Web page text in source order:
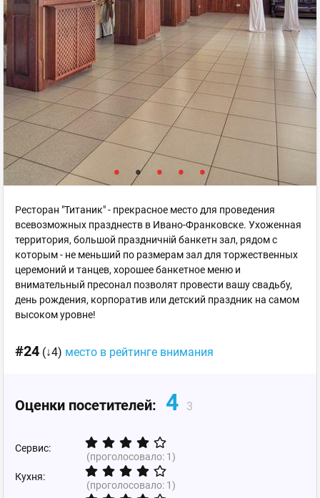
Ресторан "Титаник" - прекрасное место для проведения
всевозможных празднеств в Ивано-Франковске. Ухоженная
территория, большой праздничній банкетн зал, рядом с
которым - не меньший по размерам зал для торжественных
церемоний и танцев, хорошее банкетное меню и
внимательный пресонал позволят провести вашу свадьбу,
день рождения, корпоратив или детский праздник на самом
высоком уровне!
#24 (↓4) место в рейтинге внимания
Оценки посетителей: 4 3
Сервис:
(проголосовало: 1)
Кухня:
(проголосовало: 1)